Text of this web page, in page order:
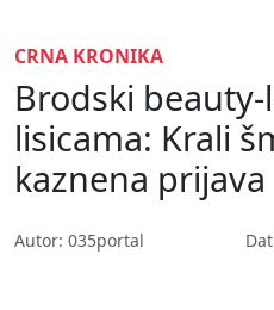
CRNA KRONIKA
Brodski
lisicama: Krali
kaznena prijava
Autor: 035portal